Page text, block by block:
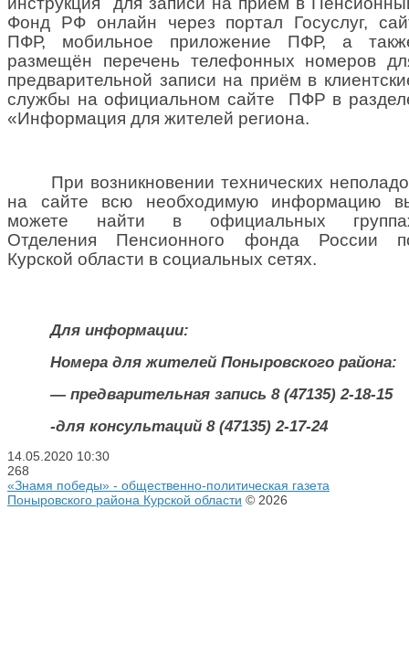
Фонд РФ онлайн через портал Госуслуг,
ПФР, мобильное приложение ПФР, а
размещён перечень телефонных номеров
предварительной записи на приём в
службы на официальном сайте
ПФР в
«Информация для жителей региона.
При возникновении технических
на сайте всю необходимую информацию
можете найти в официальных
Отделения Пенсионного фонда России
Курской области в социальных сетях.
Для информации:
Номера для жителей Поныровского района:
— предварительная запись 8 (47135) 2-18-15
-для консультаций 8 (47135) 2-17-24
14.05.2020 10:30
268
«Знамя победы» - общественно-политическая газета
Поныровского района Курской области © 2026